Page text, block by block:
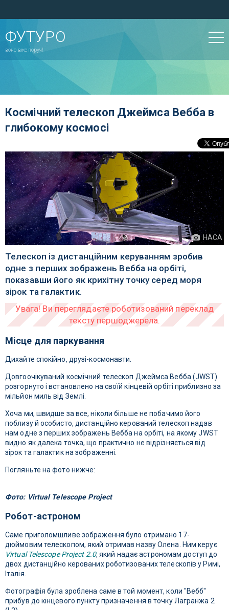
ФУТУРО
воно вже поруч!
Космічний телескоп Джеймса Вебба в
глибокому космосі
НАСА
Телескоп із дистанційним керуванням зробив
одне з перших зображень Вебба на орбіті,
показавши його як крихітну точку серед моря
зірок та галактик.
Місце для паркування
Дихайте спокійно, друзі-космонавти.
Довгоочікуваний космічний телескоп Джеймса Вебба (JWST)
розгорнуто і встановлено на своїй кінцевій орбіті приблизно за
мільйон миль від Землі.
Хоча ми, швидше за все, ніколи більше не побачимо його
поблизу й особисто, дистанційно керований телескоп надав
нам одне з перших зображень Вебба на орбіті, на якому JWST
видно як далека точка, що практично не відрізняється від
зірок та галактик на зображенні.
Погляньте на фото нижче:
Фото: Virtual Telescope Project
Робот-астроном
Саме приголомшливе зображення було отримано 17-
дюймовим телескопом, який отримав назву Олена. Ним керує
Virtual Telescope Project 2.0, який надає астрономам доступ до
двох дистанційно керованих роботизованих телескопів у Римі,
Італія.
Фотографія була зроблена саме в той момент, коли "Вебб"
прибув до кінцевого пункту призначення в точку Лагранжа 2